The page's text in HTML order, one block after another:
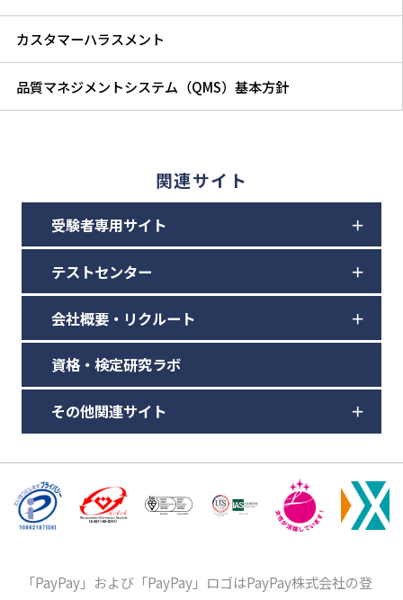
カスタマーハラスメント
品質マネジメントシステム（QMS）基本方針
関連サイト
受験者専用サイト
テストセンター
会社概要・リクルート
資格・検定研究ラボ
その他関連サイト
「PayPay」および「PayPay」ロゴはPayPay株式会社の登